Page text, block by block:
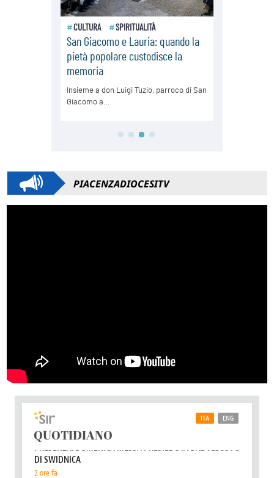
PIACENZADIOCESITV